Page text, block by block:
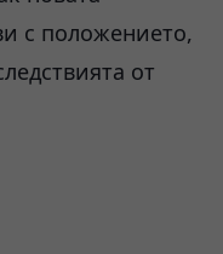
с положението,
от